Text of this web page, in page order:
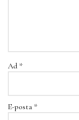
Ad *
E-posta *